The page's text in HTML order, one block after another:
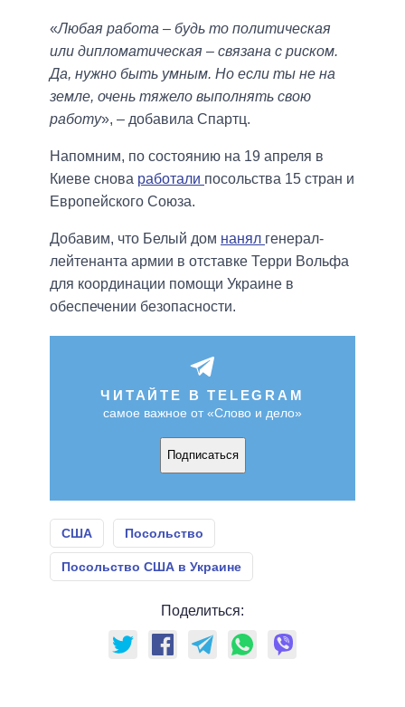
«Любая работа – будь то политическая
или дипломатическая – связана с риском.
Да, нужно быть умным. Но если ты не на
земле, очень тяжело выполнять свою
работу», – добавила Спартц.
Напомним, по состоянию на 19 апреля в
Киеве снова работали посольства 15 стран и
Европейского Союза.
Добавим, что Белый дом нанял генерал-
лейтенанта армии в отставке Терри Вольфа
для координации помощи Украине в
обеспечении безопасности.
ЧИТАЙТЕ В TELEGRAM
самое важное от «Слово и дело»
Подписаться
США Посольство
Посольство США в Украине
Поделиться: